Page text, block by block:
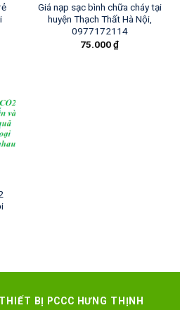
Giá nạp sạc bình chữa cháy tại
huyện Thạch Thất Hà Nội,
0977172114
75.000₫
BỊ PCCC HƯNG THỊNH